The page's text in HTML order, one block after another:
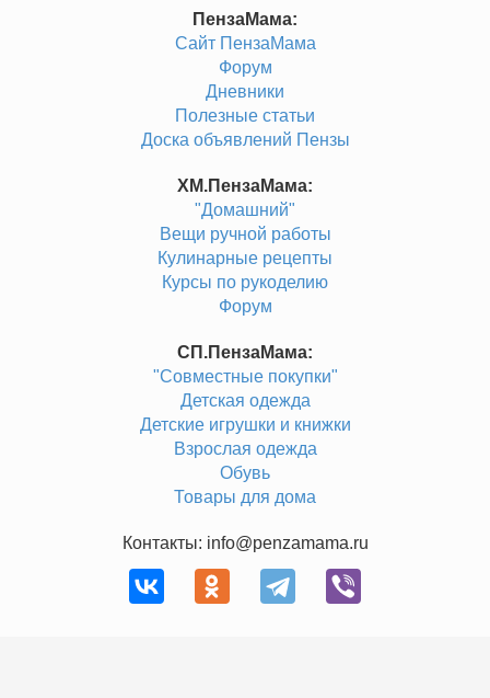
ПензаМама:
Сайт ПензаМама
Форум
Дневники
Полезные статьи
Доска объявлений Пензы
ХМ.ПензаМама:
"Домашний"
Вещи ручной работы
Кулинарные рецепты
Курсы по рукоделию
Форум
СП.ПензаМама:
"Совместные покупки"
Детская одежда
Детские игрушки и книжки
Взрослая одежда
Обувь
Товары для дома
Контакты: info@penzamama.ru